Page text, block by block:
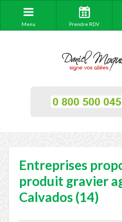
Menu Prendre RDV
Entreprises
produit gravier
Calvados (14)